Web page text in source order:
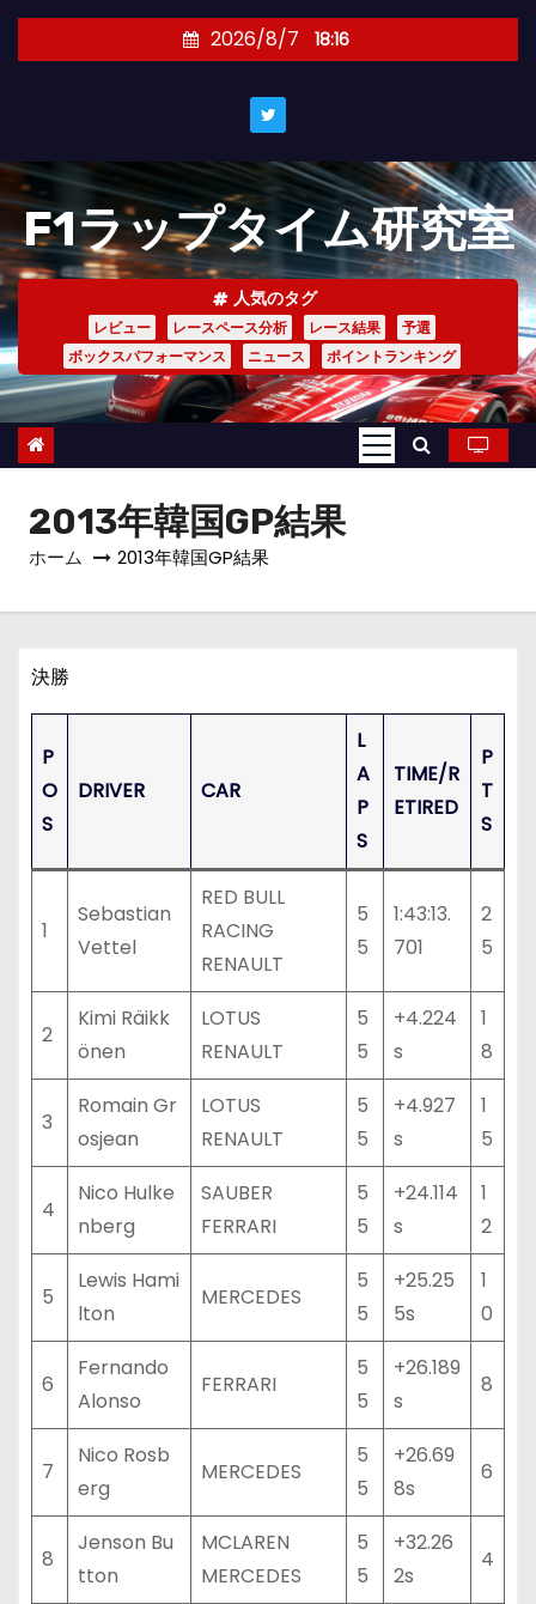
キ
ッ
プ
2026/8/7 18:16
F1ラップタイム研究室
人気のタグ
レビュー レースペース分析 レース結果
予選
ボックスパフォーマンス
ニュース ポイントランキング
2013年韓国GP結果
ホーム 2013年韓国GP結果
決勝
P
O
S
DRIVER CAR
L
A
P
S
TIME/R
ETIRED
P
T
S
1
Sebastian
Vettel
RED BULL
RACING
RENAULT
5
5
1:43:13.
701
2
5
2
Kimi Räikk
önen
LOTUS
RENAULT
5
5
+4.224
s
1
8
3
Romain Gr
osjean
LOTUS
RENAULT
5
5
+4.927
s
1
5
4
Nico Hulke
nberg
SAUBER
FERRARI
5
5
+24.114
s
1
2
5
Lewis Hami
lton
MERCEDES
5
5
+25.25
5s
1
0
6
Fernando
Alonso
FERRARI
5
5
+26.189
s
8
7
Nico Rosb
erg
MERCEDES
5
5
+26.69
8s
6
8
Jenson Bu
tton
MCLAREN
MERCEDES
5
5
+32.26
2s
4